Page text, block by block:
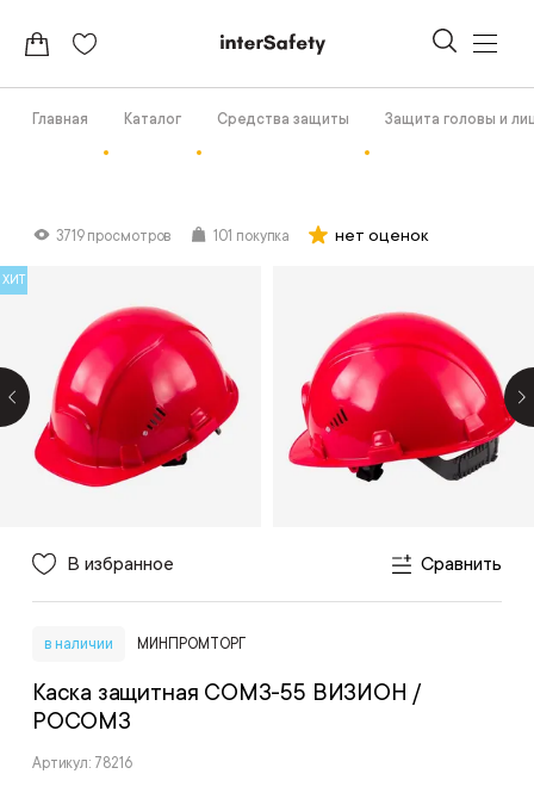
Главная Каталог Средства защиты Защита головы и
3719 просмотров 101 покупка нет оценок
ХИТ
В избранное Сравнить
в наличии МИНПРОМТОРГ
Каска защитная СОМЗ-55 ВИЗИОН /
РОСОМЗ
Артикул: 78216